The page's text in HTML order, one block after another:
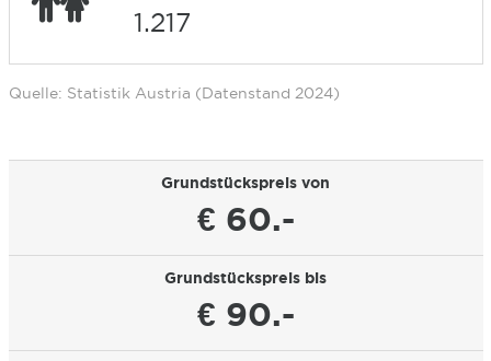
1.217
Quelle: Statistik Austria (Datenstand 2024)
Grundstückspreis von
€ 60.-
Grundstückspreis bis
€ 90.-